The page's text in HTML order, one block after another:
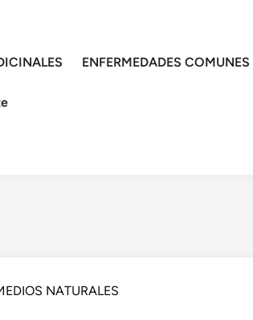
ENFERMEDADES COMUNES
NATURALES